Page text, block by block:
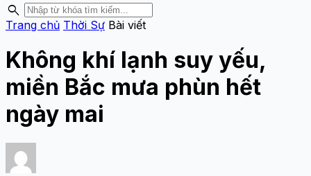
search
Trang chủ Thời Sự Bài viết
Không khí lạnh suy yếu,
miền Bắc mưa phùn hết
ngày mai